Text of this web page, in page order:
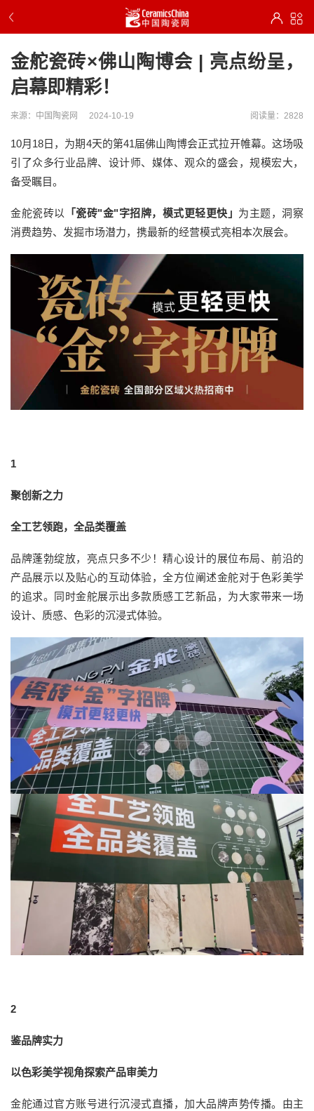
金舵瓷砖×佛山陶博会 | 亮点纷呈，
启幕即精彩！
来源：中国陶瓷网 2024-10-19 阅读量：2828
10月18日，为期4天的第41届佛山陶博会正式拉开帷幕。这场吸
引了众多行业品牌、设计师、媒体、观众的盛会，规模宏大，
备受瞩目。
金舵瓷砖以 「瓷砖"金"字招牌，模式更轻更快」 为主题，洞察
消费趋势、发掘市场潜力，携最新的经营模式亮相本次展会。
1
聚创新之力
全工艺领跑，全品类覆盖
品牌蓬勃绽放，亮点只多不少！精心设计的展位布局、前沿的
产品展示以及贴心的互动体验，全方位阐述金舵对于色彩美学
的追求。同时金舵展示出多款质感工艺新品，为大家带来一场
设计、质感、色彩的沉浸式体验。
2
鉴品牌实力
以色彩美学视角探索产品审美力
金舵通过官方账号进行沉浸式直播，加大品牌声势传播。由主